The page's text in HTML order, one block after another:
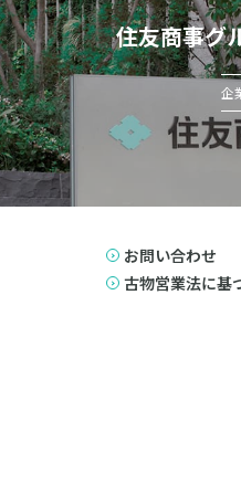
住友商事グ
企
お問い合わせ
古物営業法に基